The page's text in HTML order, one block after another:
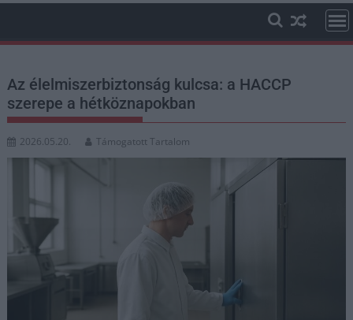
Az élelmiszerbiztonság kulcsa: a HACCP
szerepe a hétköznapokban
2026.05.20. Támogatott Tartalom